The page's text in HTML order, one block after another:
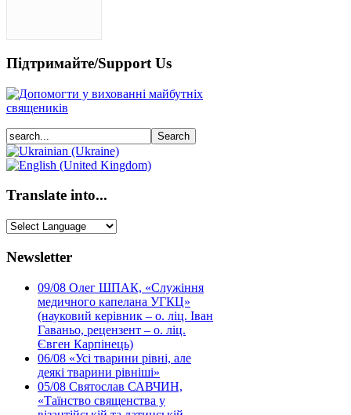
Підтримайте/Support Us
Translate into...
Newsletter
09/08 Олег ШПАК, «Служіння
медичного капелана УГКЦ»
(науковий керівник – о. ліц. Іван
Гаваньо, рецензент – о. ліц.
Євген Карпінець)
06/08 «Усі тварини рівні, але
деякі тварини рівніші»
05/08 Святослав САВЧИН,
«Таїнство священства у